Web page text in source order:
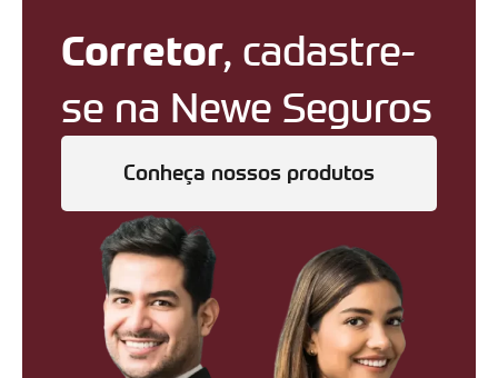
Corretor, cadastre-
se na Newe Seguros
Conheça nossos produtos